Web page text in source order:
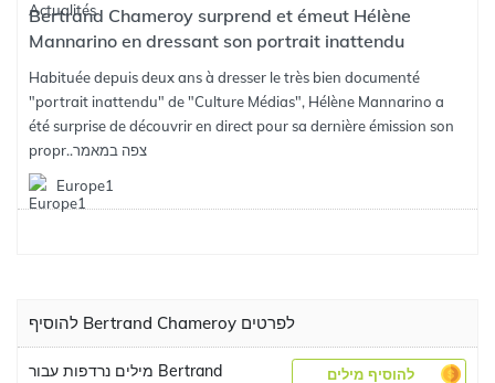
Bertrand Chameroy surprend et émeut Hélène
Mannarino en dressant son portrait inattendu
Habituée depuis deux ans à dresser le très bien documenté
"portrait inattendu" de "Culture Médias", Hélène Mannarino a
été surprise de découvrir en direct pour sa dernière émission son
propr..צפה במאמר
Europe1
להוסיף Bertrand Chameroy לפרטים
מילים נרדפות עבור Bertrand להוסיף מילים